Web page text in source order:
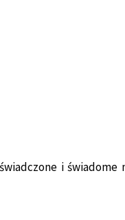
i